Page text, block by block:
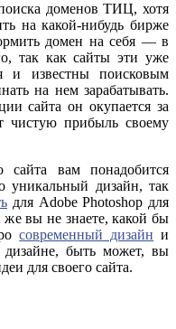
доменов ТИЦ, хотя
на какой-нибудь бирже
домен на себя — в
так как сайты эти уже
и известны поисковым
на нем зарабатывать.
сайта он окупается за
чистую прибыль своему
сайта вам понадобится
уникальный дизайн, так
для Adobe Photoshop для
же вы не знаете, какой бы
современный дизайн и
быть может, вы
для своего сайта.